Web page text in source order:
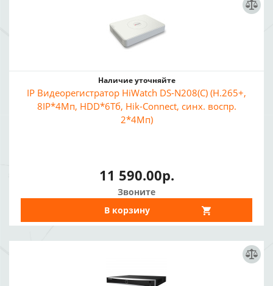
Наличие уточняйте
IP Видеорегистратор HiWatch DS-N208(C) (H.265+,
8IP*4Мп, HDD*6Тб, Hik-Connect, синх. воспр.
2*4Мп)
11 590.00р.
Звоните
В корзину